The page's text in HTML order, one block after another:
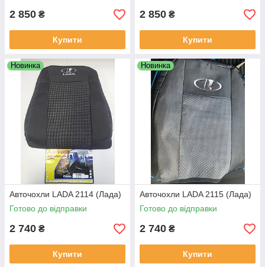
2 850 ₴
Купити
2 850 ₴
Купити
Новинка
Авточохли LADA 2114 (Лада)
Готово до відправки
2 740 ₴
Купити
Новинка
Авточохли LADA 2115 (Лада)
Готово до відправки
2 740 ₴
Купити